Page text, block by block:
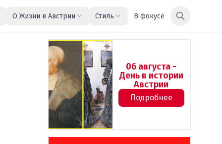
О Жизни в Австрии Стиль В фокусе
06 августа -
День в истории
Австрии
Подробнее